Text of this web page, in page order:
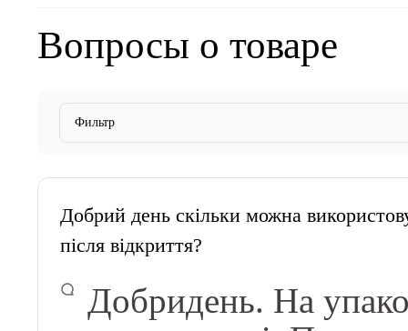
Вопросы о товаре
Фильтр
Добрий день скільки можна
після відкриття?
Добридень. На